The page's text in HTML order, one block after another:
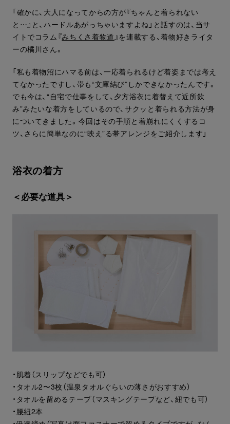
「確かに、大人になってからの方が『ちゃんと着られない
と…』と、ハードルあがっちゃいますよね」と話すのは、当サ
イトでコラム『みちくさ着物道 』を連載する、着物好きライタ
ーの橘川さん。
「私も着物沼にハマる前は、一応着られるけど着姿までは考え
てなかったですし、帯も“文庫結び”しかできなかったんです。
でも今は、“自宅で仕事をして、夕方浴衣に着替えて近所飲
み”みたいな着方をしているので、サクッと着られる方法が身
についてきました。今回はその手順と着崩れにくくするコ
ツ、さらに簡単なのに“映え”る帯アレンジをご紹介します」
浴衣の着方
＜必要な道具＞
・肌着（スリップなどでも可）
・タオル2〜3枚（温泉タオルぐらいの薄さがおすすめ）
・タオルを留めるテープ（マスキングテープなど、紐でも可）
・腰紐2本